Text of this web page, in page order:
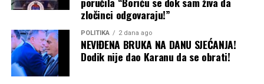
zločinci odgovaraju!”
POLITIKA 2 dana ago
NEVIĐENA BRUKA NA DANU SJEĆANJA!
Dodik nije dao Karanu da se obrati!